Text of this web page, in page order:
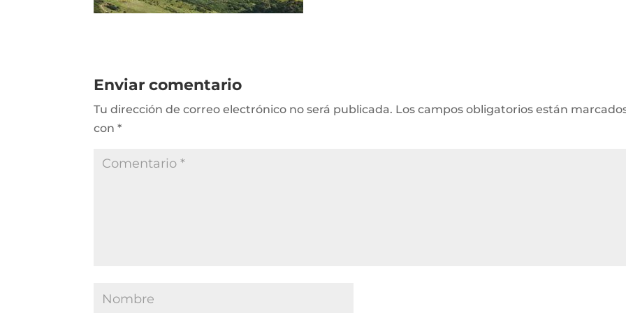
Enviar comentario
Tu dirección de correo electrónico no será publicada. Los campos obligatorios están
con*